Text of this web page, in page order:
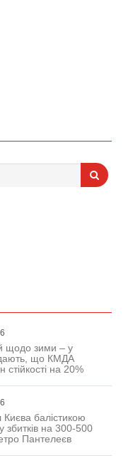
щодо зими – у
що КМДА
на 20%
Києва балістикою
збитків на 300-500
Пантелеєв